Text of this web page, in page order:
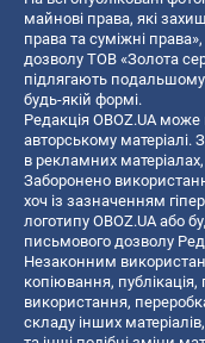
майнові права, які
права та суміжні
дозволу ТОВ «Золота
підлягають
будь-якій формі.
Редакція OBOZ.UA
авторському матеріалі.
в рекламних
Заборонено
хоч із зазначенням
логотипу OBOZ.UA або
письмового дозволу
Незаконним
копiювання, публiкацiя,
використання,
складу інших